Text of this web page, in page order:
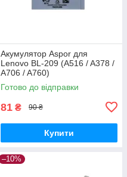
Акумулятор Aspor для
Lenovo BL-209 (A516 / A378 /
A706 / A760)
Готово до відправки
81 ₴ 90 ₴
Купити
–10%